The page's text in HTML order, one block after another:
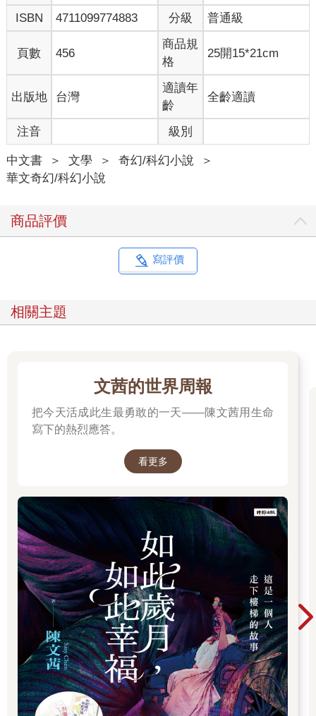
ISBN
4711099774883 分級 普通級
頁數 456
商品規
格
25開15*21cm
出版地 台灣
適讀年
齡
全齡適讀
注音 級別
中文書 ＞ 文學 ＞ 奇幻/科幻小說
＞
華文奇幻/科幻小說
商品評價
寫評價
相關主題
文茜的世界周報
把今天活成此生最勇敢的一天——陳文茜用生命
寫下的熱烈應答。
看更多